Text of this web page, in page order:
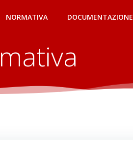
NORMATIVA DOCUMENTAZIONE